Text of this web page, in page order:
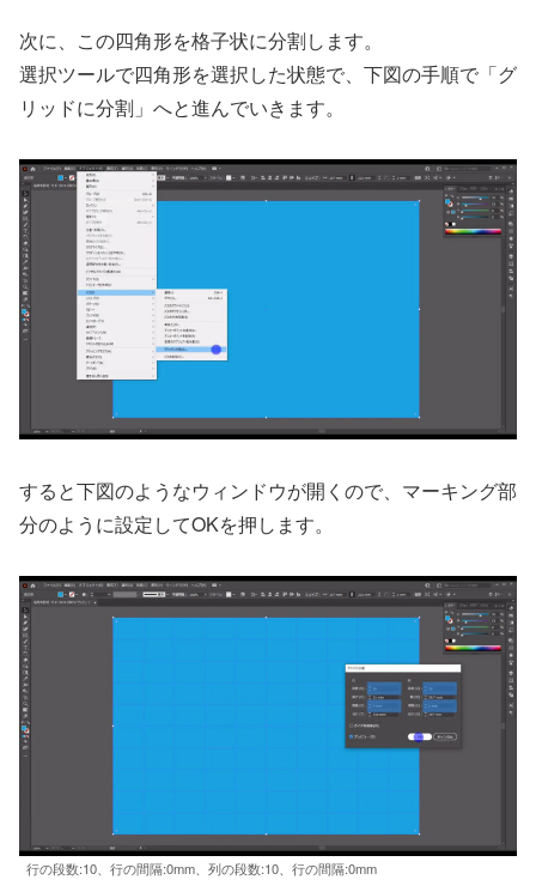
次に、この四角形を格子状に分割します。
選択ツールで四角形を選択した状態で、下図の手順で「グ
リッドに分割」へと進んでいきます。
すると下図のようなウィンドウが開くので、マーキング部
分のように設定してOKを押します。
行の段数:10、行の間隔:0mm、列の段数:10、行の間隔:0mm